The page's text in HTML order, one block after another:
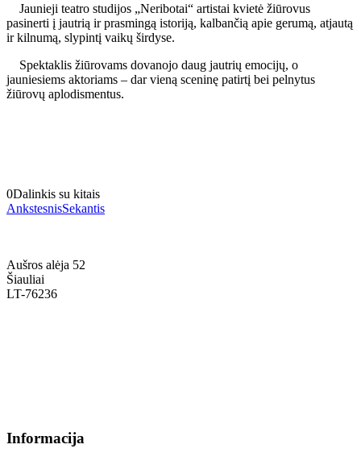
Jaunieji teatro studijos „Neribotai“ artistai kvietė žiūrovus
pasinerti į jautrią ir prasmingą istoriją, kalbančią apie gerumą, atjautą
ir kilnumą, slypintį vaikų širdyse.
Spektaklis žiūrovams dovanojo daug jautrių emocijų, o
jauniesiems aktoriams – dar vieną sceninę patirtį bei pelnytus
žiūrovų aplodismentus.
0Dalinkis su kitais
AnkstesnisSekantis
Aušros alėja 52
Šiauliai
LT-76236
Informacija